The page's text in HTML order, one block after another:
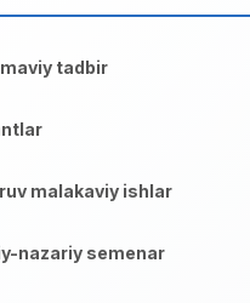
tadbir
malakaviy ishlar
nazariy semenar